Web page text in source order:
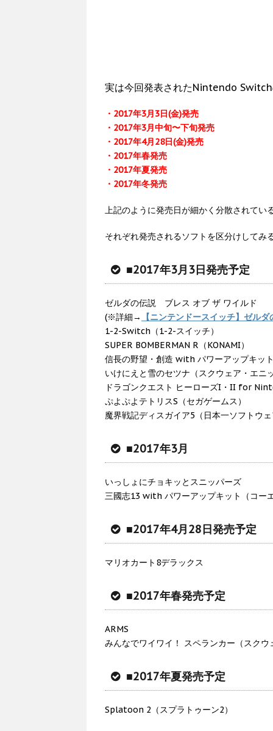
実は今回発表されたNintendo Switch
・2017年3月3日(金)発売
・2017年3月中旬〜下旬発売
・2017年4月28日(金)発売
・2017年春発売
・2017年夏発売
・2017年冬発売
上記のように発売日が細かく分散されてい
それぞれ発売されるソフトを区分けしてみる
■2017年3月3日発売予定
ゼルダの伝説 ブレス オブ ザ ワイルド
(※詳細→
【ニンテンドースイッチ】ゼル
1-2-Switch（1-2-スイッチ）
SUPER BOMBERMAN R（KONAMI）
信長の野望・創造 with パワーアップキット
いけにえと雪のセツナ（スクウェア・エニッ
ドラゴンクエスト ヒーローズI・II for
ぷよぷよテトリスS（セガゲームス）
魔界戦記ディスガイア5（日本一ソフトウェ
■2017年3月
いっしょにチョキッとスニッパーズ
三國志13 with パワーアップキット（コー
■2017年4月28日発売予定
マリオカート8デラックス
■2017年春発売予定
ARMS
みんなでワイワイ！ スペランカー（スクウ
■2017年夏発売予定
Splatoon 2（スプラトゥーン2）